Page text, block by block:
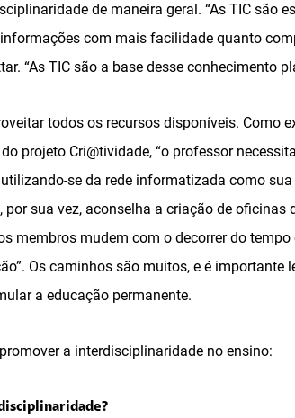
de maneira geral. “As TIC são
com mais facilidade quanto
“As TIC são a base desse conhecimento
todos os recursos disponíveis. Como
projeto Cri@tividade, “o professor
se da rede informatizada como
por sua vez, aconselha a criação de
membros mudem com o decorrer do tempo
Os caminhos são muitos, e é importante
a educação permanente.
a interdisciplinaridade no ensino: